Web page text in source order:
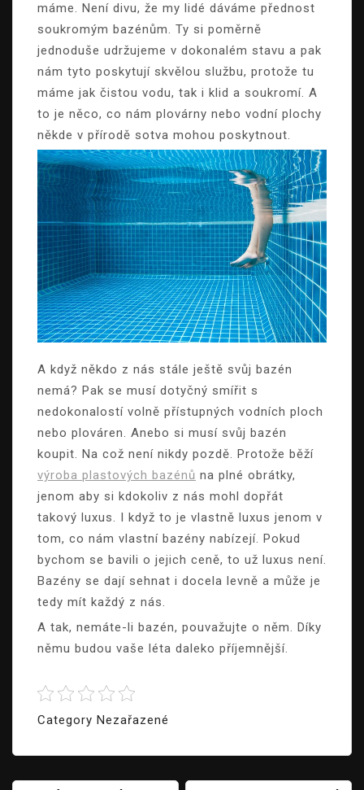
máme. Není divu, že my lidé dáváme přednost
soukromým bazénům. Ty si poměrně
jednoduše udržujeme v dokonalém stavu a pak
nám tyto poskytují skvělou službu, protože tu
máme jak čistou vodu, tak i klid a soukromí. A
to je něco, co nám plovárny nebo vodní plochy
někde v přírodě sotva mohou poskytnout.
A když někdo z nás stále ještě svůj bazén
nemá? Pak se musí dotyčný smířit s
nedokonalostí volně přístupných vodních ploch
nebo plováren. Anebo si musí svůj bazén
koupit. Na což není nikdy pozdě. Protože běží
výroba plastových bazénů na plné obrátky,
jenom aby si kdokoliv z nás mohl dopřát
takový luxus. I když to je vlastně luxus jenom v
tom, co nám vlastní bazény nabízejí. Pokud
bychom se bavili o jejich ceně, to už luxus není.
Bazény se dají sehnat i docela levně a může je
tedy mít každý z nás.
A tak, nemáte-li bazén, pouvažujte o něm. Díky
němu budou vaše léta daleko příjemnější.
Category Nezařazené